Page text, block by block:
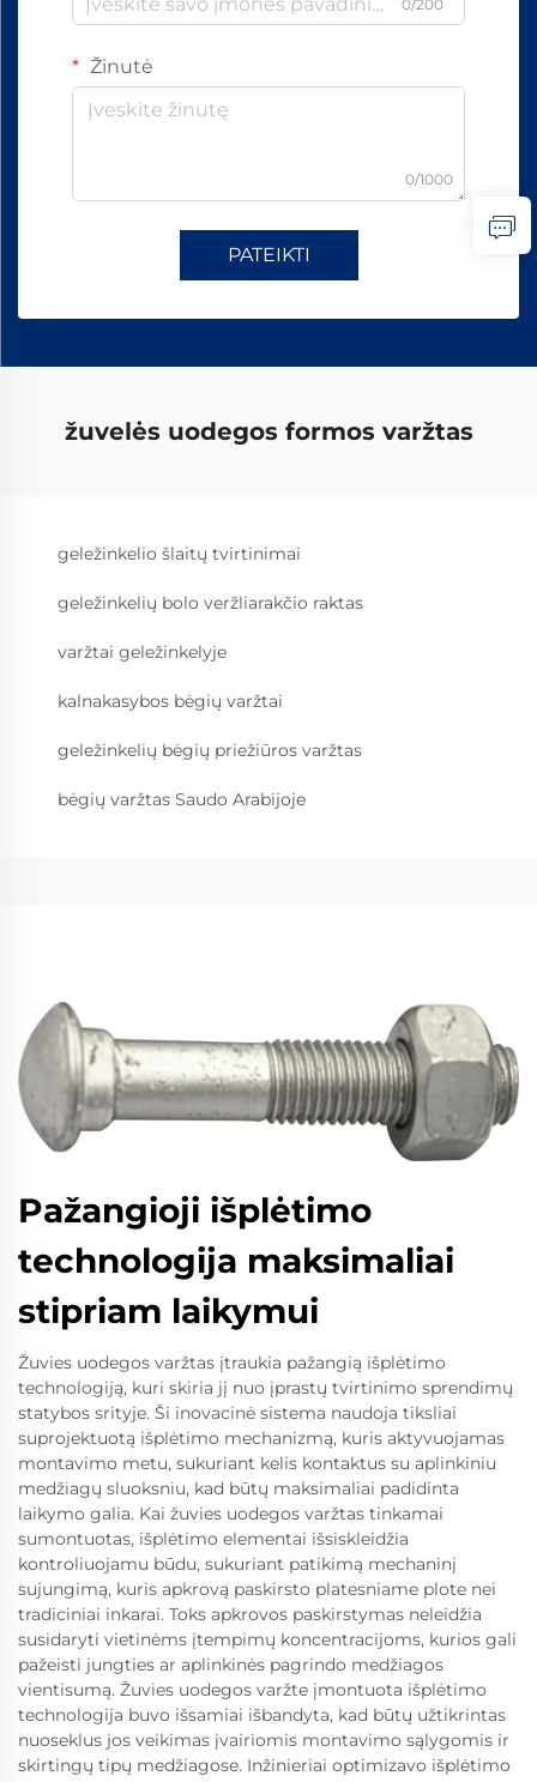
0/200
Žinutė
0/1000
PATEIKTI
žuvelės uodegos formos varžtas
geležinkelio šlaitų tvirtinimai
geležinkelių bolo veržliarakčio raktas
varžtai geležinkelyje
kalnakasybos bėgių varžtai
geležinkelių bėgių priežiūros varžtas
bėgių varžtas Saudo Arabijoje
Pažangioji išplėtimo
technologija maksimaliai
stipriam laikymui
Žuvies uodegos varžtas įtraukia pažangią išplėtimo
technologiją, kuri skiria jį nuo įprastų tvirtinimo sprendimų
statybos srityje. Ši inovacinė sistema naudoja tiksliai
suprojektuotą išplėtimo mechanizmą, kuris aktyvuojamas
montavimo metu, sukuriant kelis kontaktus su aplinkiniu
medžiagų sluoksniu, kad būtų maksimaliai padidinta
laikymo galia. Kai žuvies uodegos varžtas tinkamai
sumontuotas, išplėtimo elementai išsiskleidžia
kontroliuojamu būdu, sukuriant patikimą mechaninį
sujungimą, kuris apkrovą paskirsto platesniame plote nei
tradiciniai inkarai. Toks apkrovos paskirstymas neleidžia
susidaryti vietinėms įtempimų koncentracijoms, kurios gali
pažeisti jungties ar aplinkinės pagrindo medžiagos
vientisumą. Žuvies uodegos varžte įmontuota išplėtimo
technologija buvo išsamiai išbandyta, kad būtų užtikrintas
nuoseklus jos veikimas įvairiomis montavimo sąlygomis ir
skirtingų tipų medžiagose. Inžinieriai optimizavo išplėtimo